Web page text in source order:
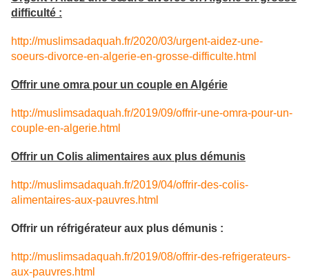
difficulté :
http://muslimsadaquah.fr/2020/03/urgent-aidez-une-
soeurs-divorce-en-algerie-en-grosse-difficulte.html
Offrir une omra pour un couple en Algérie
http://muslimsadaquah.fr/2019/09/offrir-une-omra-pour-un-
couple-en-algerie.html
Offrir un Colis alimentaires aux plus démunis
http://muslimsadaquah.fr/2019/04/offrir-des-colis-
alimentaires-aux-pauvres.html
Offrir un réfrigérateur aux plus démunis :
http://muslimsadaquah.fr/2019/08/offrir-des-refrigerateurs-
aux-pauvres.html